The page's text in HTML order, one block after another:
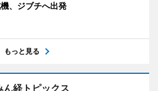
、ジブチへ出発
もっと見る
ん経トピックス